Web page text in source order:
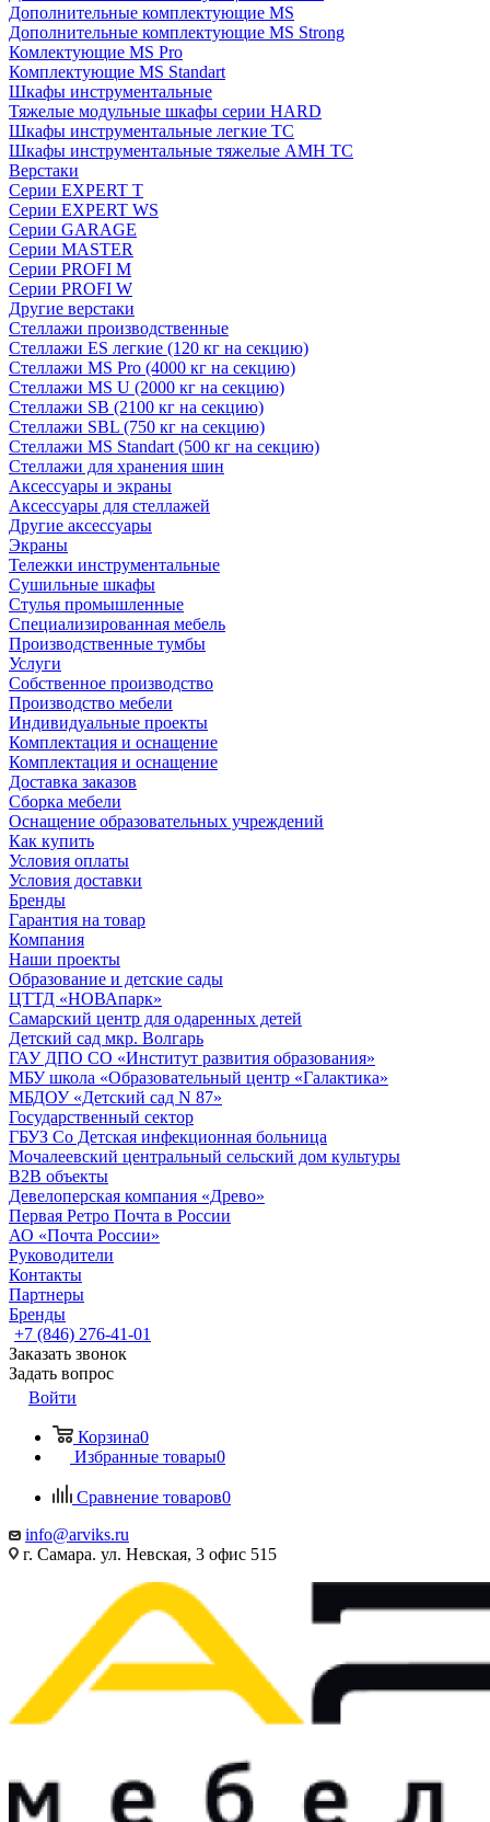
Дополнительные комплектующие MS
Дополнительные комплектующие MS Strong
Комлектующие MS Pro
Комплектующие MS Standart
Шкафы инструментальные
Тяжелые модульные шкафы серии HARD
Шкафы инструментальные легкие ТС
Шкафы инструментальные тяжелые AMH TC
Верстаки
Серии EXPERT T
Серии EXPERT WS
Серии GARAGE
Серии MASTER
Серии PROFI M
Серии PROFI W
Другие верстаки
Стеллажи производственные
Стеллажи ES легкие (120 кг на секцию)
Стеллажи MS Pro (4000 кг на секцию)
Стеллажи MS U (2000 кг на секцию)
Стеллажи SB (2100 кг на секцию)
Стеллажи SBL (750 кг на секцию)
Стеллажи MS Standart (500 кг на секцию)
Стеллажи для хранения шин
Аксессуары и экраны
Аксессуары для стеллажей
Другие аксессуары
Экраны
Тележки инструментальные
Сушильные шкафы
Стулья промышленные
Специализированная мебель
Производственные тумбы
Услуги
Собственное производство
Производство мебели
Индивидуальные проекты
Комплектация и оснащение
Комплектация и оснащение
Доставка заказов
Сборка мебели
Оснащение образовательных учреждений
Как купить
Условия оплаты
Условия доставки
Бренды
Гарантия на товар
Компания
Наши проекты
Образование и детские сады
ЦТТД «НОВАпарк»
Самарский центр для одаренных детей
Детский сад мкр. Волгарь
ГАУ ДПО СО «Институт развития образования»
МБУ школа «Образовательный центр «Галактика»
МБДОУ «Детский сад N 87»
Государственный сектор
ГБУЗ Со Детская инфекционная больница
Мочалеевский центральный сельский дом культуры
B2B объекты
Девелоперская компания «Древо»
Первая Ретро Почта в России
АО «Почта России»
Руководители
Контакты
Партнеры
Бренды
+7 (846) 276-41-01
Заказать звонок
Задать вопрос
Войти
Корзина0
Избранные товары0
Сравнение товаров0
info@arviks.ru
г. Самара. ул. Невская, 3 офис 515